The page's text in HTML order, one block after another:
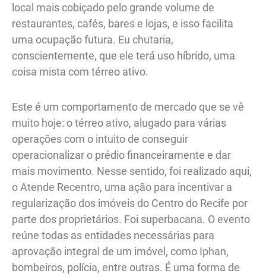
local mais cobiçado pelo grande volume de
restaurantes, cafés, bares e lojas, e isso facilita
uma ocupação futura. Eu chutaria,
conscientemente, que ele terá uso híbrido, uma
coisa mista com térreo ativo.
Este é um comportamento de mercado que se vê
muito hoje: o térreo ativo, alugado para várias
operações com o intuito de conseguir
operacionalizar o prédio financeiramente e dar
mais movimento. Nesse sentido, foi realizado aqui,
o Atende Recentro, uma ação para incentivar a
regularização dos imóveis do Centro do Recife por
parte dos proprietários. Foi superbacana. O evento
reúne todas as entidades necessárias para
aprovação integral de um imóvel, como Iphan,
bombeiros, polícia, entre outras. É uma forma de